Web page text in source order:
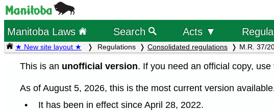
Manitoba Laws Search Acts ▼
★ New site layout ★ Regulations Consolidated regulations M.R. 37/
This is an unofficial version. If you need an official copy, use
As of August 5, 2026, this is the most current version
It has been in effect since April 28, 2022.